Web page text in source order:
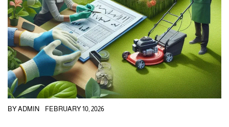
BYADMIN FEBRUARY 10, 2026